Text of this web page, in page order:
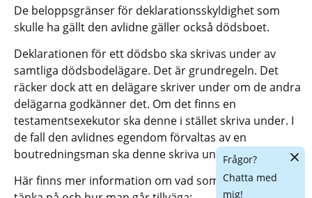
De beloppsgränser för deklarationsskyldighet som
skulle ha gällt den avlidne gäller också dödsboet.
Deklarationen för ett dödsbo ska skrivas under av
samtliga dödsbodelägare. Det är grundregeln. Det
räcker dock att en delägare skriver under om de andra
delägarna godkänner det. Om det finns en
testamentsexekutor ska denne i stället skriva under. I
de fall den avlidnes egendom förvaltas av en
boutredningsman ska denne skriva under.
Här finns mer information om vad som är viktigt att
Frågor?
Chatta med
mig!
Dölj